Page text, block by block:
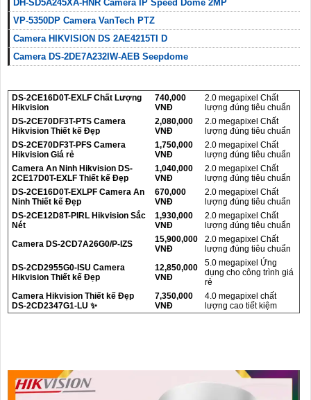
DH-SD5A245XA-HNR Camera IP Speed Dome 2MP
VP-5350DP Camera VanTech PTZ
Camera HIKVISION DS 2AE4215TI D
Camera DS-2DE7A232IW-AEB Seepdome
DS-2CE16D0T-EXLF Chất Lượng
Hikvision
740,000
VNĐ
2.0 megapixel Chất
lượng đúng tiêu chuẩn
DS-2CE70DF3T-PTS Camera
Hikvision Thiết kế Đẹp
2,080,000
VNĐ
2.0 megapixel Chất
lượng đúng tiêu chuẩn
DS-2CE70DF3T-PFS Camera
Hikvision Giá rẻ
1,750,000
VNĐ
2.0 megapixel Chất
lượng đúng tiêu chuẩn
Camera An Ninh Hikvision DS-
2CE17D0T-EXLF Thiết kế Đẹp
1,040,000
VNĐ
2.0 megapixel Chất
lượng đúng tiêu chuẩn
DS-2CE16D0T-EXLPF Camera An
Ninh Thiết kế Đẹp
670,000
VNĐ
2.0 megapixel Chất
lượng đúng tiêu chuẩn
DS-2CE12D8T-PIRL Hikvision Sắc
Nét
1,930,000
VNĐ
2.0 megapixel Chất
lượng đúng tiêu chuẩn
Camera DS-2CD7A26G0/P-IZS
15,900,000
VNĐ
2.0 megapixel Chất
lượng đúng tiêu chuẩn
DS-2CD2955G0-ISU Camera
Hikvision Thiết kế Đẹp
12,850,000
VNĐ
5.0 megapixel Ứng
dụng cho công trình giá
rẻ
Camera Hikvision Thiết kế Đẹp
DS-2CD2347G1-LU ✨
7,350,000
VNĐ
4.0 megapixel chất
lượng cao tiết kiệm